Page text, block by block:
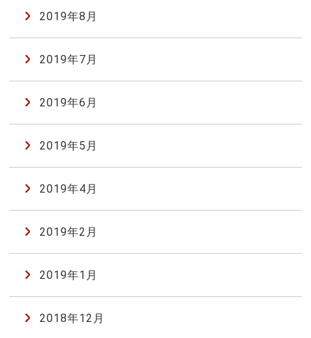
2019年8月
2019年7月
2019年6月
2019年5月
2019年4月
2019年2月
2019年1月
2018年12月